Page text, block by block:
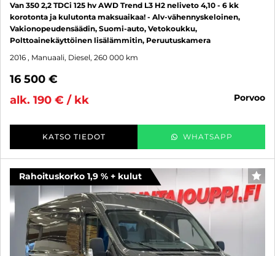
Van 350 2,2 TDCi 125 hv AWD Trend L3 H2 neliveto 4,10 - 6 kk
korotonta ja kulutonta maksuaikaa! - Alv-vähennyskeloinen,
Vakionopeudensäädin, Suomi-auto, Vetokoukku,
Polttoainekäyttöinen lisälämmitin, Peruutuskamera
2016 , Manuaali, Diesel, 260 000 km
16 500 €
alk. 190 € / kk
porvoo
KATSO TIEDOT WHATSAPP
Rahoituskorko 1,9 % + kulut